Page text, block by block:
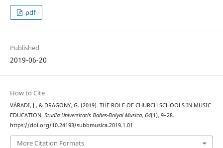
pdf
Published
2019-06-20
How to Cite
VÁRADI, J., & DRAGONY, G. (2019). THE ROLE OF CHURCH SCHOOLS IN MUSIC
EDUCATION. Studia Universitatis Babes-Bolyai Musica, 64(1), 9–28.
https://doi.org/10.24193/subbmusica.2019.1.01
More Citation Formats